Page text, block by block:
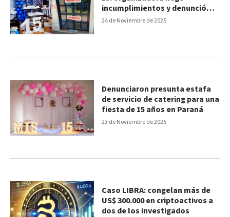
24 de Noviembre de 2025
incumplimientos y denunció
“agresiones"
23 de Noviembre de 2025
Denunciaron presunta estafa
de servicio de catering para una
fiesta de 15 años en Paraná
Caso LIBRA: congelan más de
US$ 300.000 en criptoactivos a
dos de los investigados